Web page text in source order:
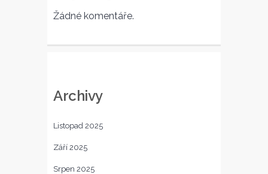
Žádné komentáře.
Archivy
Listopad 2025
Září 2025
Srpen 2025